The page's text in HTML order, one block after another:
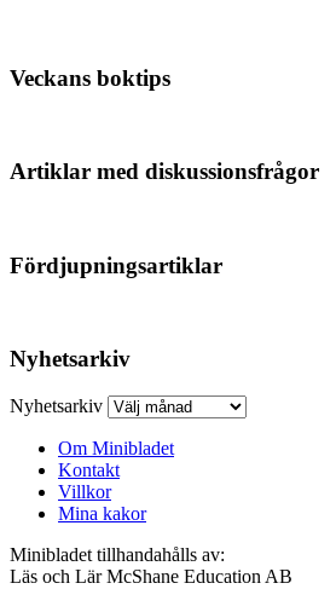
Veckans boktips
Artiklar med diskussionsfrågor
Fördjupningsartiklar
Nyhetsarkiv
Nyhetsarkiv
Om Minibladet
Kontakt
Villkor
Mina kakor
Minibladet tillhandahålls av:
Läs och Lär McShane Education AB